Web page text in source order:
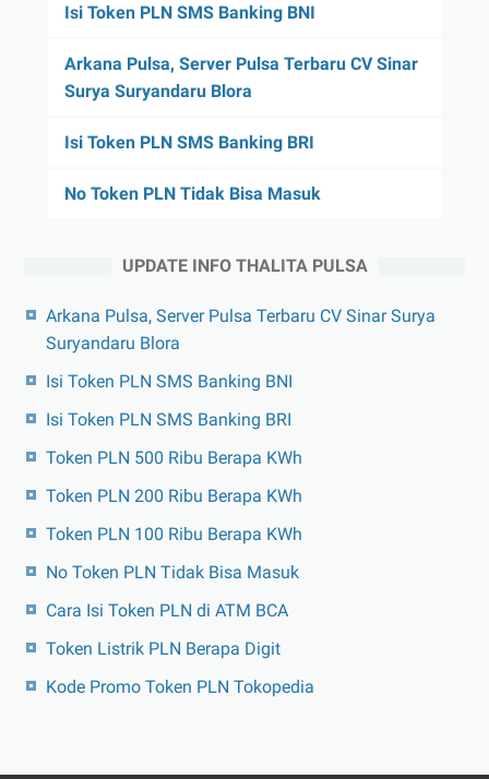
Isi Token PLN SMS Banking BNI
Arkana Pulsa, Server Pulsa Terbaru CV Sinar
Surya Suryandaru Blora
Isi Token PLN SMS Banking BRI
No Token PLN Tidak Bisa Masuk
UPDATE INFO THALITA PULSA
Arkana Pulsa, Server Pulsa Terbaru CV Sinar Surya
Suryandaru Blora
Isi Token PLN SMS Banking BNI
Isi Token PLN SMS Banking BRI
Token PLN 500 Ribu Berapa KWh
Token PLN 200 Ribu Berapa KWh
Token PLN 100 Ribu Berapa KWh
No Token PLN Tidak Bisa Masuk
Cara Isi Token PLN di ATM BCA
Token Listrik PLN Berapa Digit
Kode Promo Token PLN Tokopedia